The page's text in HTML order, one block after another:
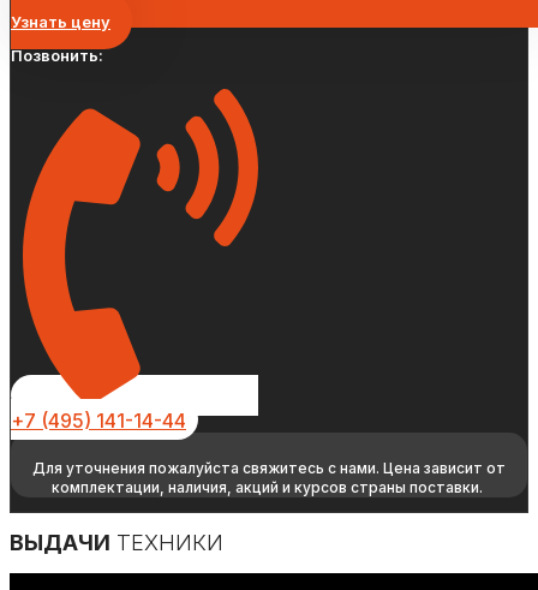
Узнать цену
Позвонить:
+7 (495) 141-14-44
Для уточнения пожалуйста свяжитесь с нами. Цена зависит от
комплектации, наличия, акций и курсов страны поставки.
ВЫДАЧИ ТЕХНИКИ